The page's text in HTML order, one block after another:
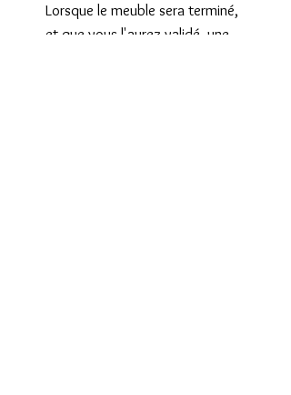
Lorsque le meuble sera terminé,
et que vous l'aurez validé, une